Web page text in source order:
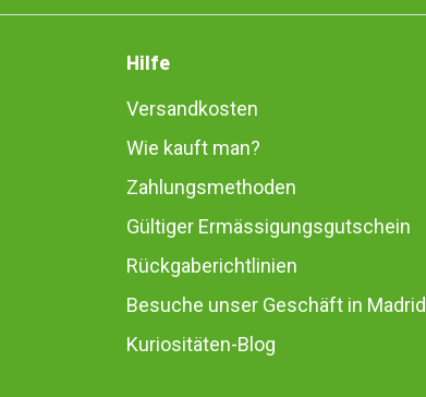
Hilfe
Versandkosten
Wie kauft man?
Zahlungsmethoden
Gültiger Ermässigungsgutschein
Rückgaberichtlinien
Besuche unser Geschäft in Madrid
Kuriositäten-Blog